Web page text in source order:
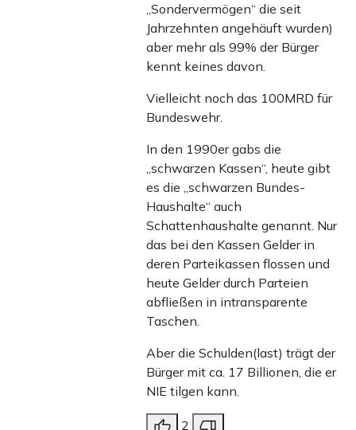
„Sondervermögen“ die seit
Jahrzehnten angehäuft wurden)
aber mehr als 99% der Bürger
kennt keines davon.
Vielleicht noch das 100MRD für
Bundeswehr.
In den 1990er gabs die
„schwarzen Kassen“, heute gibt
es die „schwarzen Bundes-
Haushalte“ auch
Schattenhaushalte genannt. Nur
das bei den Kassen Gelder in
deren Parteikassen flossen und
heute Gelder durch Parteien
abfließen in intransparente
Taschen.
Aber die Schulden(last) trägt der
Bürger mit ca. 17 Billionen, die er
NIE tilgen kann.
2